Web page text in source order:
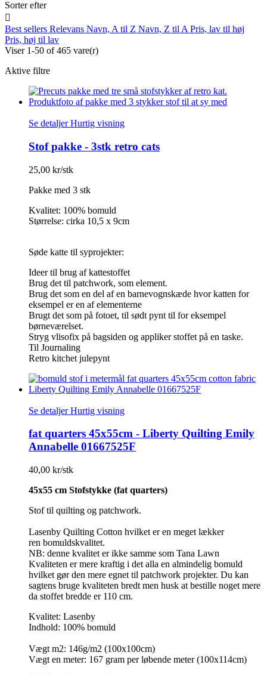
Sorter efter

Best sellers Relevans Navn, A til Z Navn, Z til A Pris, lav til høj
Pris, høj til lav
Viser 1-50 of 465 vare(r)
Aktive filtre
Se detaljerHurtig visning
Stof pakke - 3stk retro cats
25,00 kr/stk
Pakke med 3 stk
Kvalitet: 100% bomuld
Størrelse: cirka 10,5 x 9cm
Søde katte til syprojekter:
Ideer til brug af kattestoffet
Brug det til patchwork, som element.
Brug det som en del af en barnevognskæde hvor katten for
eksempel er en af elementerne
Brugt det som på fotoet, til sødt pynt til for eksempel
børneværelset.
Stryg vlisofix på bagsiden og appliker stoffet på en taske.
Til Journaling
Retro kitchet julepynt
Se detaljerHurtig visning
fat quarters 45x55cm - Liberty Quilting Emily
Annabelle 01667525F
40,00 kr/stk
45x55 cm Stofstykke (fat quarters)
Stof til quilting og patchwork.
Lasenby Quilting Cotton hvilket er en meget lækker
ren bomuldskvalitet.
NB: denne kvalitet er ikke samme som Tana Lawn
Kvaliteten er mere kraftig i det alla en almindelig bomuld
hvilket gør den mere egnet til patchwork projekter. Du kan
sagtens bruge kvaliteten bredt men husk at bestille noget mere
da stoffet bredde er 110 cm.
Kvalitet: Lasenby
Indhold: 100% bomuld
Vægt m2: 146g/m2 (100x100cm)
Vægt en meter: 167 gram per løbende meter (100x114cm)